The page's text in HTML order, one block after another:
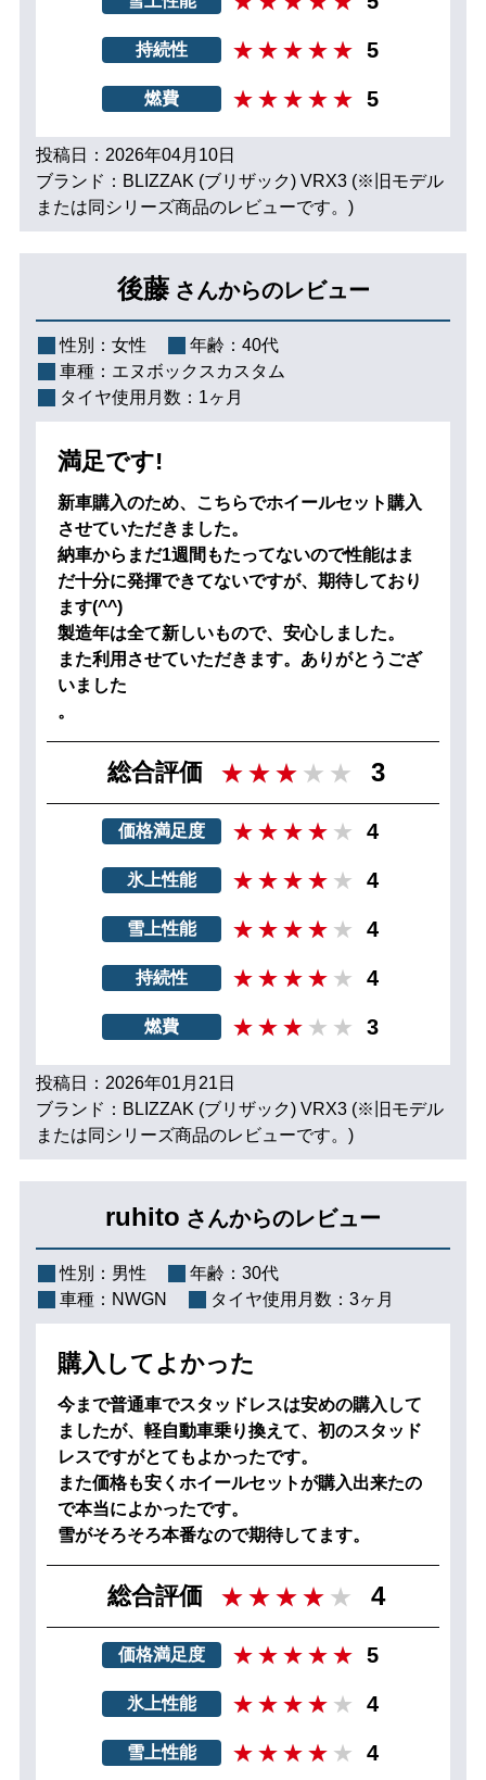
持続性 5
燃費 5
投稿日：2026年04月10日
ブランド：BLIZZAK (ブリザック) VRX3 (※旧モデル
または同シリーズ商品のレビューです。)
後藤 さんからのレビュー
性別： 女性 年齢： 40代
車種： エヌボックスカスタム
タイヤ使用月数： 1ヶ月
満足です!
新車購入のため、こちらでホイールセット購入
させていただきました。
納車からまだ1週間もたってないので性能はま
だ十分に発揮できてないですが、期待しており
ます(^^)
製造年は全て新しいもので、安心しました。
また利用させていただきます。ありがとうござ
いました
。
総合評価 3
価格満足度 4
氷上性能 4
雪上性能 4
持続性 4
燃費 3
投稿日：2026年01月21日
ブランド：BLIZZAK (ブリザック) VRX3 (※旧モデル
または同シリーズ商品のレビューです。)
ruhito さんからのレビュー
性別： 男性 年齢： 30代
車種： NWGN タイヤ使用月数： 3ヶ月
購入してよかった
今まで普通車でスタッドレスは安めの購入して
ましたが、軽自動車乗り換えて、初のスタッド
レスですがとてもよかったです。
また価格も安くホイールセットが購入出来たの
で本当によかったです。
雪がそろそろ本番なので期待してます。
総合評価 4
価格満足度 5
氷上性能 4
雪上性能 4